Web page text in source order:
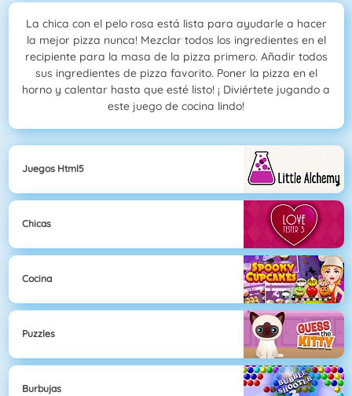
La chica con el pelo rosa está lista para ayudarle a hacer
la mejor pizza nunca! Mezclar todos los ingredientes en el
recipiente para la masa de la pizza primero. Añadir todos
sus ingredientes de pizza favorito. Poner la pizza en el
horno y calentar hasta que esté listo! ¡ Diviértete jugando a
este juego de cocina lindo!
Juegos Html5
Chicas
Cocina
Puzzles
Burbujas